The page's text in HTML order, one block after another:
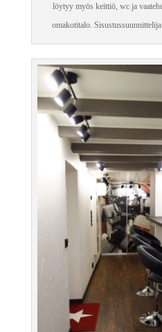
löytyy myös keittiö, wc ja
omakotitalo.